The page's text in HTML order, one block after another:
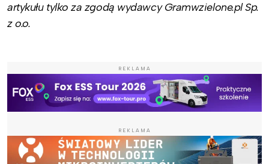
artykułu tylko za zgodą wydawcy Gramwzielone.pl Sp.
z o.o.
REKLAMA
REKLAMA